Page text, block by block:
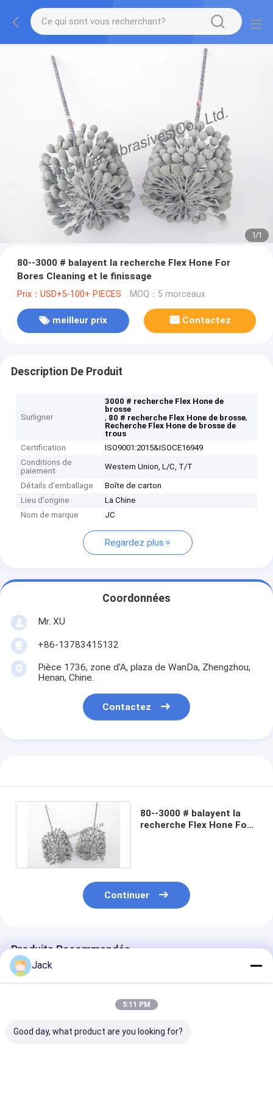
1/1
80--3000 # balayent la recherche Flex Hone For
Bores Cleaning et le finissage
Prix：USD+5-100+ PIECES MOQ：5 morceaux
meilleur prix Contactez
Description De Produit
Surligner
3000 # recherche Flex Hone de
brosse
, 80 # recherche Flex Hone de brosse,
Recherche Flex Hone de brosse de
trous
Certification
ISO9001:2015&ISOCE16949
Conditions de
paiement
Western Union, L/C, T/T
Détails d'emballage
Boîte de carton
Lieu d'origine
La Chine
Nom de marque
JC
Regardez plus
Coordonnées
Mr. XU
+86-13783415132
Pièce 1736, zone d'A, plaza de WanDa, Zhengzhou,
Henan, Chine.
Contactez
80--3000 # balayent la
recherche Flex Hone For
Continuer
Produits Recommandés
Jack
5:11 PM
Good day, what product are you looking for?